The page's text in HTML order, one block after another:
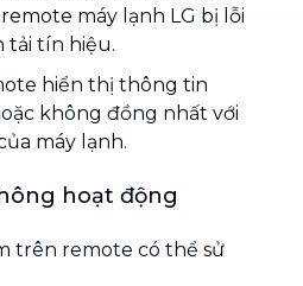
máy lạnh LG bị lỗi
tải tín hiệu.
hiển thị thông tin
không đồng nhất với
máy lạnh.
hoạt động
trên remote có thể sử